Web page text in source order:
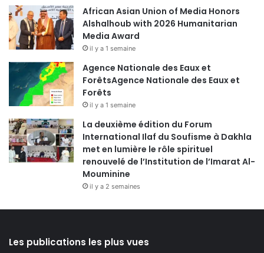
African Asian Union of Media Honors
Alshalhoub with 2026 Humanitarian
Media Award
il y a 1 semaine
Agence Nationale des Eaux et
ForêtsAgence Nationale des Eaux et
Forêts
il y a 1 semaine
La deuxième édition du Forum
International Ilaf du Soufisme à Dakhla
met en lumière le rôle spirituel
renouvelé de l’Institution de l’Imarat Al-
Mouminine
il y a 2 semaines
Les publications les plus vues